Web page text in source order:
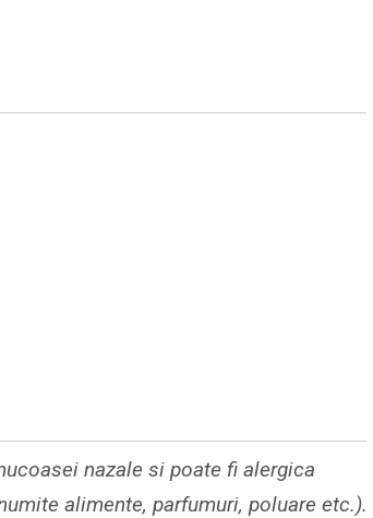
nazale si poate fi alergica
alimente, parfumuri, poluare etc.).